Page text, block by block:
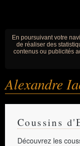
En poursuivant votre
de réaliser des
contenus ou publicités
Alexandre
Coussins
Découvrez les